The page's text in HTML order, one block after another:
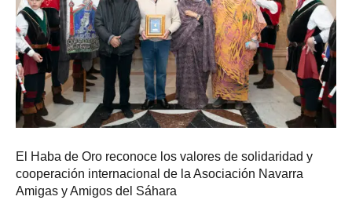
El Haba de Oro reconoce los valores de solidaridad y
cooperación internacional de la Asociación Navarra
Amigas y Amigos del Sáhara